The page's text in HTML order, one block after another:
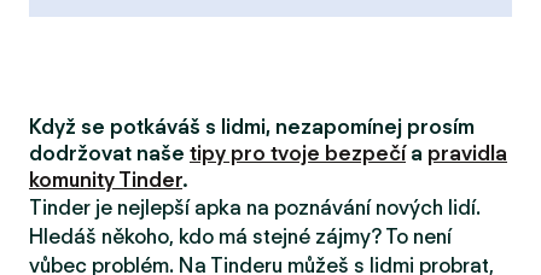
Když se potkáváš s lidmi, nezapomínej prosím
dodržovat naše tipy pro tvoje bezpečía pravidla
komunity Tinder.
Tinder je nejlepší apka na poznávání nových lidí.
Hledáš někoho, kdo má stejné zájmy? To není
vůbec problém. Na Tinderu můžeš s lidmi probrat,